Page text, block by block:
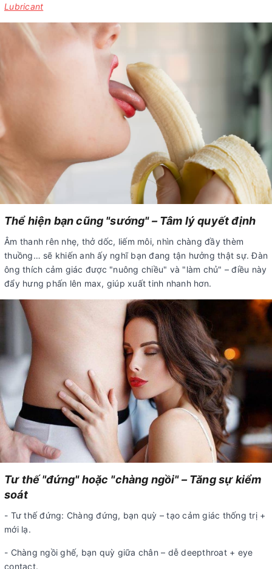
Lubricant
Thể hiện bạn cũng "sướng" – Tâm lý quyết định
Âm thanh rên nhẹ, thở dốc, liếm môi, nhìn chàng đầy thèm
thuồng… sẽ khiến anh ấy nghĩ bạn đang tận hưởng thật sự. Đàn
ông thích cảm giác được "nuông chiều" và "làm chủ" – điều này
đẩy hưng phấn lên max, giúp xuất tinh nhanh hơn.
Tư thế "đứng" hoặc "chàng ngồi" – Tăng sự kiểm
soát
- Tư thế đứng: Chàng đứng, bạn quỳ – tạo cảm giác thống trị +
mới lạ.
- Chàng ngồi ghế, bạn quỳ giữa chân – dễ deepthroat + eye
contact.